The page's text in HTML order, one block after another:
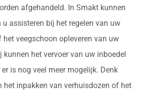
afgehandeld. In Smakt kunnen
u assisteren bij het regelen van uw
veegschoon opleveren van uw
kunnen het vervoer van uw inboedel
is nog veel meer mogelijk. Denk
het inpakken van verhuisdozen of het